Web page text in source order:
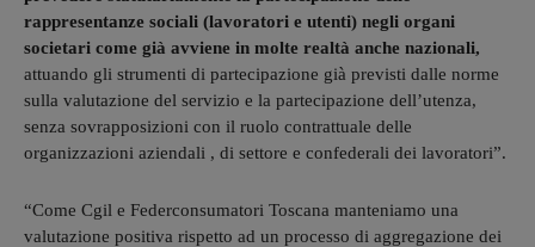
rappresentanze sociali (lavoratori e utenti) negli organi
societari come già avviene in molte realtà anche nazionali,
attuando gli strumenti di partecipazione già previsti dalle norme
sulla valutazione del servizio e la partecipazione dell’utenza,
senza sovrapposizioni con il ruolo contrattuale delle
organizzazioni aziendali , di settore e confederali dei lavoratori”.
“Come Cgil e Federconsumatori Toscana manteniamo una
valutazione positiva rispetto ad un processo di aggregazione dei